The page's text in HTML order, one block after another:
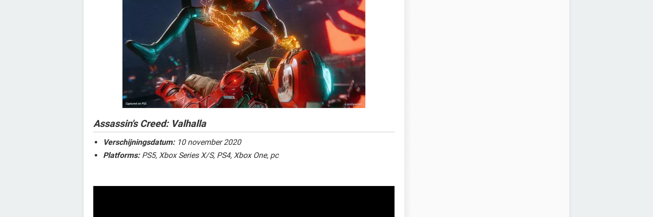
Assassin's Creed: Valhalla
Verschijningsdatum:10 november 2020
Platforms:PS5, Xbox Series X/S, PS4, Xbox One, pc